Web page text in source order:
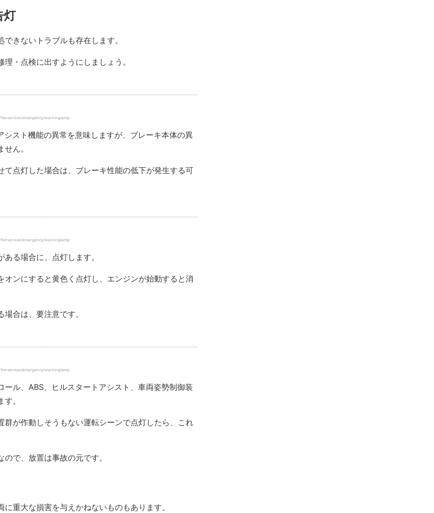
灯
きないトラブルも存在します。
・点検に出すようにしましょう。
emergency/warninglamp
スト機能の異常を意味しますが、ブレーキ本体の異
ん。
て点灯した場合は、ブレーキ性能の低下が発生する可
emergency/warninglamp
る場合に、点灯します。
ンにすると黄色く点灯し、エンジンが始動すると消
合は、要注意です。
emergency/warninglamp
ル、ABS、ヒルスタートアシスト、車両姿勢制御装
。
群が作動しそうもない運転シーンで点灯したら、これ
で、放置は事故の元です。
重大な損害を与えかねないものもあります。